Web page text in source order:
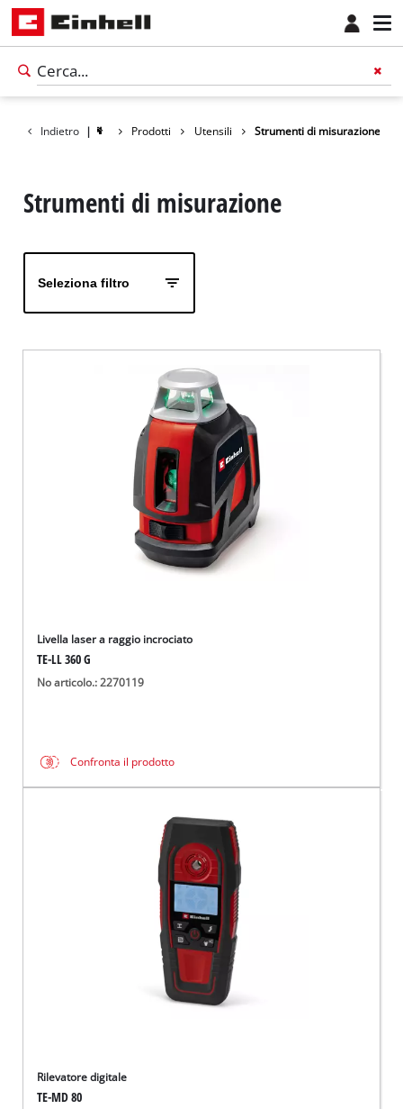
Indietro | Prodotti Utensili Strumenti di misurazione
Strumenti di misurazione
Seleziona filtro
Livella laser a raggio incrociato
TE-LL 360 G
No articolo.: 2270119
Confronta il prodotto
Rilevatore digitale
TE-MD 80